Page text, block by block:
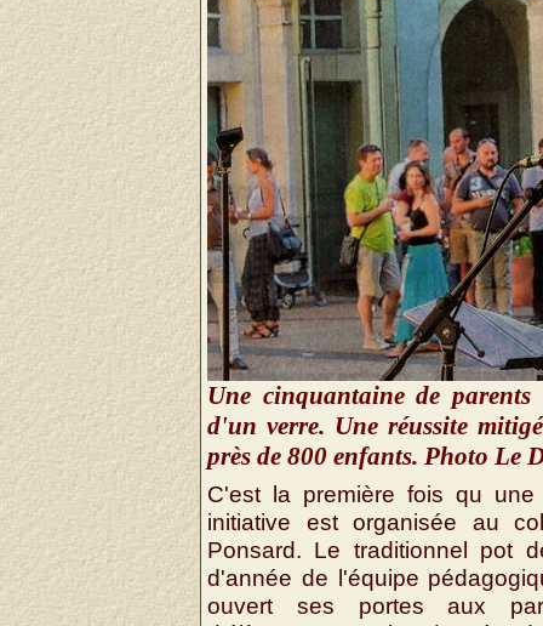
Une cinquantaine de
d'un verre. Une réussite
près de 800 enfants. Photo Le
C'est la première fois qu une
initiative est organisée au
Ponsard. Le traditionnel pot
d'année de l'équipe
ouvert ses portes aux